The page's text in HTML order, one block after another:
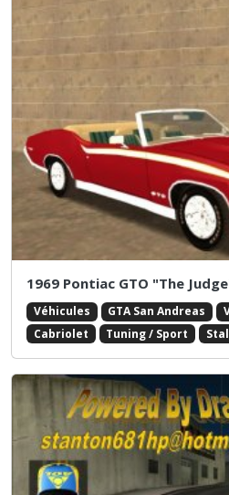
1969 Pontiac GTO "The
Véhicules GTA San Andreas
Cabriolet
Tuning / Sport